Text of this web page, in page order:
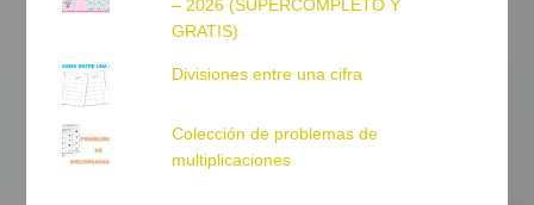
– 2026 (SUPERCOMPLETO Y
GRATIS)
Divisiones entre una cifra
Colección de problemas de
multiplicaciones